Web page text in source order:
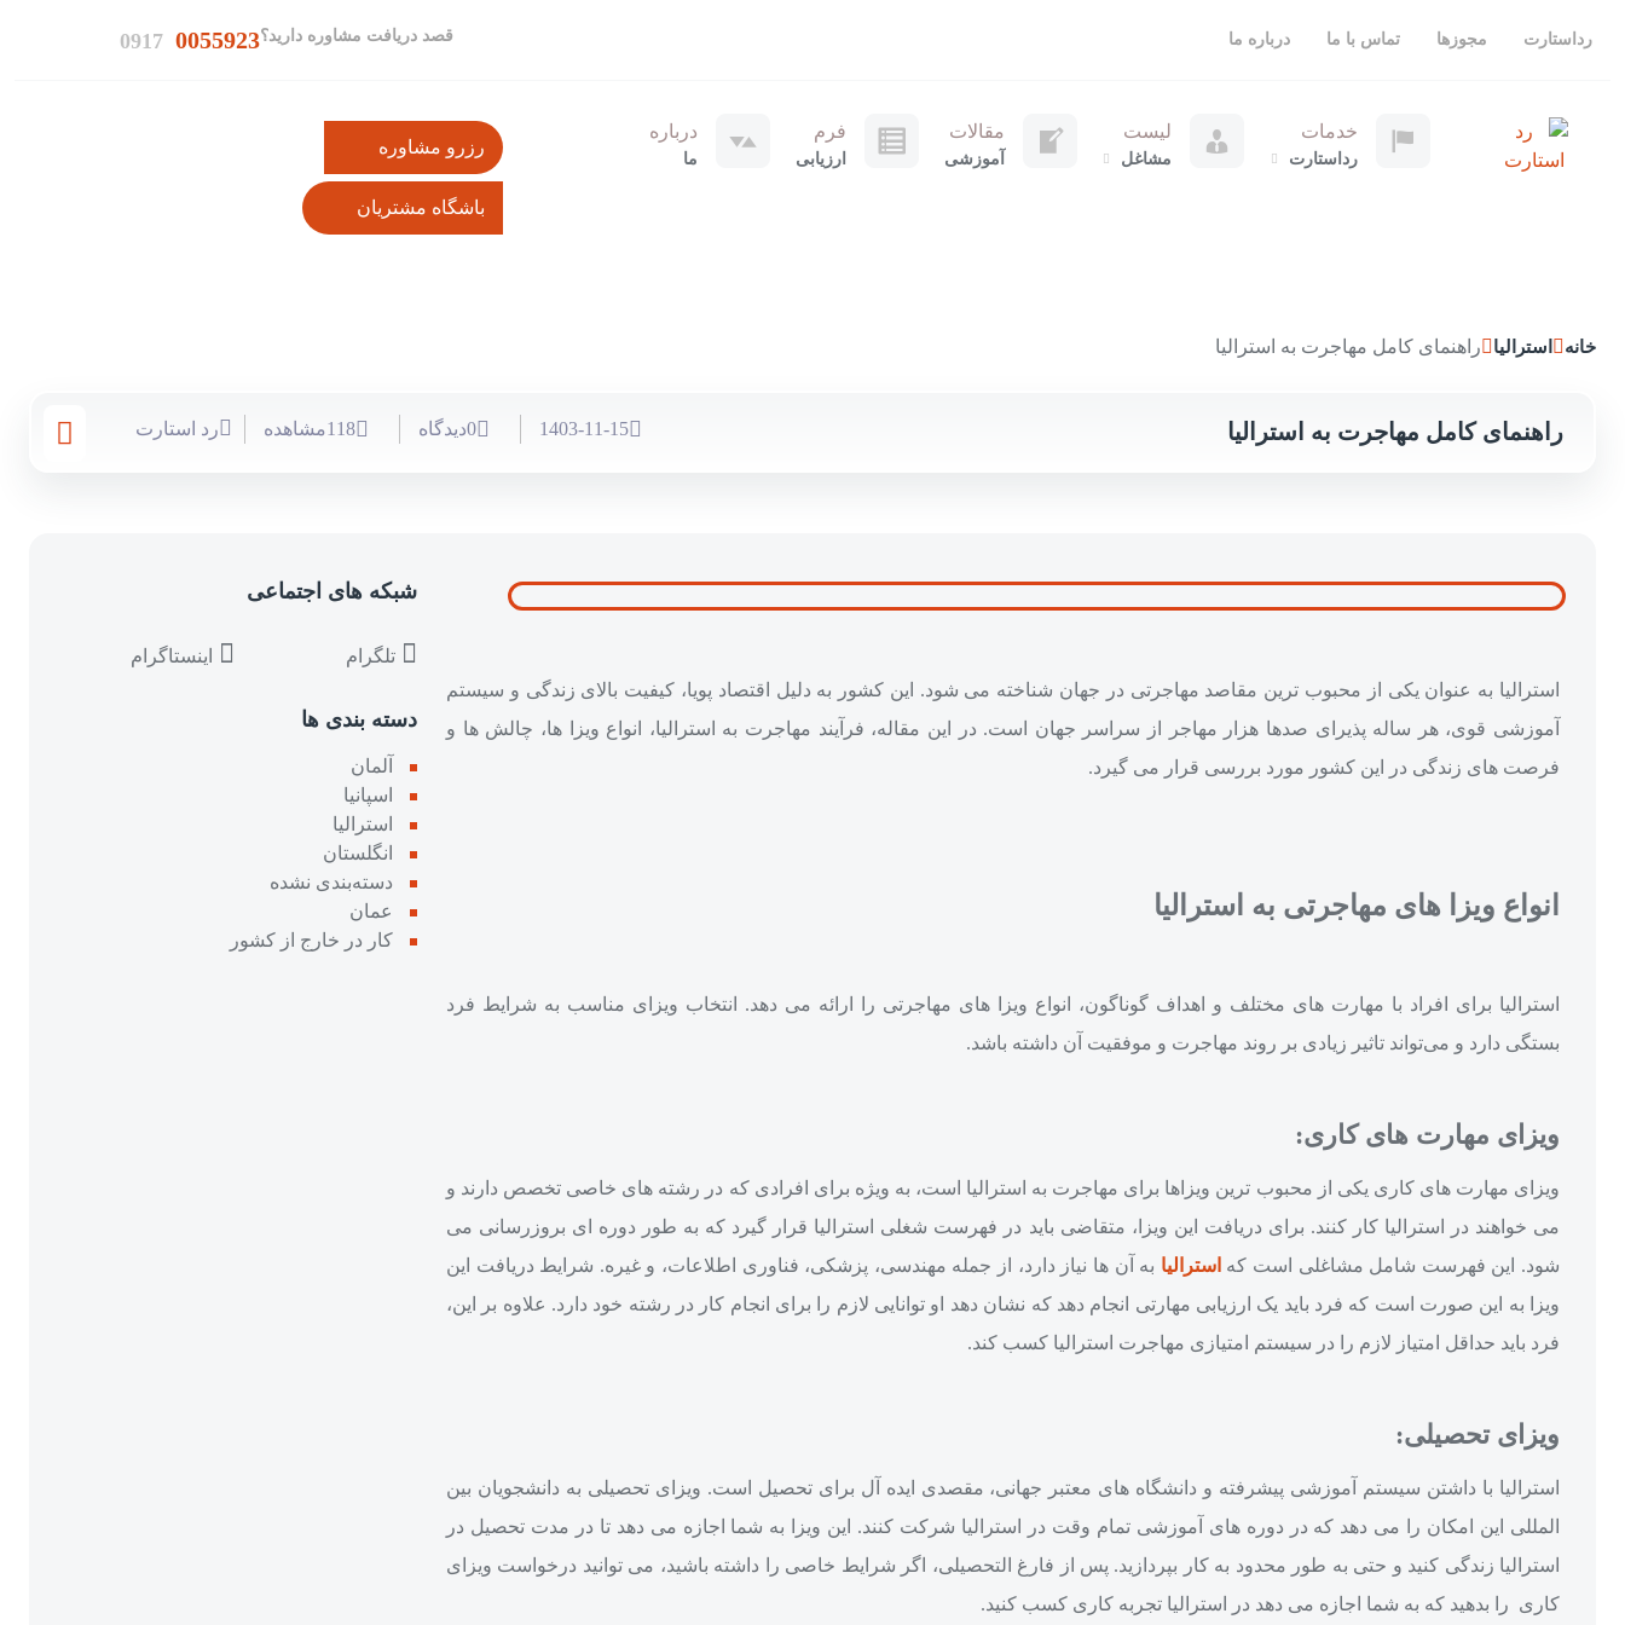
رداستارت مجوزها تماس با ما درباره ما قصد دریافت مشاوره دارید؟ 0917 0055923
خدمات
رداستارت
لیست
مشاغل
مقالات
آموزشی
فرم
ارزیابی
درباره
ما
رزرو مشاوره
باشگاه مشتریان
خانه استرالیا راهنمای کامل مهاجرت به استرالیا
راهنمای کامل مهاجرت به استرالیا 1403-11-15 0دیدگاه 118مشاهده رد استارت
استرالیا به‌‌ عنوان یکی از محبوب‌ ترین مقاصد مهاجرتی در جهان شناخته می شود. این کشور به دلیل اقتصاد پویا، کیفیت بالای زندگی و سیستم
آموزشی قوی، هر ساله پذیرای صدها هزار مهاجر از سراسر جهان است. در این مقاله، فرآیند مهاجرت به استرالیا، انواع ویزا ها، چالش‌ ها و
فرصت‌ های زندگی در این کشور مورد بررسی قرار می‌ گیرد.
انواع ویزا های مهاجرتی به استرالیا
استرالیا برای افراد با مهارت‌ های مختلف و اهداف گوناگون، انواع ویزا های مهاجرتی را ارائه می‌ دهد. انتخاب ویزای مناسب به شرایط فرد
بستگی دارد و می‌تواند تاثیر زیادی بر روند مهاجرت و موفقیت آن داشته باشد.
ویزای مهارت‌ های کاری:
ویزای مهارت‌ های کاری یکی از محبوب‌ ترین ویزاها برای مهاجرت به استرالیا است، به ویژه برای افرادی که در رشته‌ های خاصی تخصص دارند و
می‌ خواهند در استرالیا کار کنند. برای دریافت این ویزا، متقاضی باید در فهرست شغلی استرالیا قرار گیرد که به‌ طور دوره‌ ای بروزرسانی می‌
شود. این فهرست شامل مشاغلی است که استرالیا به آن‌ ها نیاز دارد، از جمله مهندسی، پزشکی، فناوری اطلاعات، و غیره. شرایط دریافت این
ویزا به این صورت است که فرد باید یک ارزیابی مهارتی انجام دهد که نشان دهد او توانایی لازم را برای انجام کار در رشته خود دارد. علاوه بر این،
فرد باید حداقل امتیاز لازم را در سیستم امتیازی مهاجرت استرالیا کسب کند.
ویزای تحصیلی:
استرالیا با داشتن سیستم آموزشی پیشرفته و دانشگاه‌ های معتبر جهانی، مقصدی ایده‌ آل برای تحصیل است. ویزای تحصیلی به دانشجویان بین‌
المللی این امکان را می‌ دهد که در دوره‌ های آموزشی تمام‌ وقت در استرالیا شرکت کنند. این ویزا به شما اجازه می‌ دهد تا در مدت تحصیل در
استرالیا زندگی کنید و حتی به‌ طور محدود به کار بپردازید. پس از فارغ‌ التحصیلی، اگر شرایط خاصی را داشته باشید، می‌ توانید درخواست ویزای
کاری را بدهید که به شما اجازه می‌ دهد در استرالیا تجربه کاری کسب کنید.
شبکه های اجتماعی
تلگرام اینستاگرام
دسته بندی ها
آلمان
اسپانیا
استرالیا
انگلستان
دسته‌بندی نشده
عمان
کار در خارج از کشور